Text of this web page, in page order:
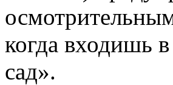
когда входишь в
сад».